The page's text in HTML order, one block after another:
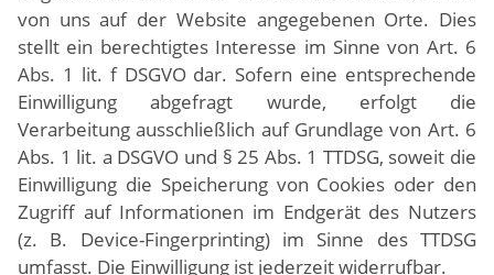
von uns auf der Website angegebenen Orte. Dies
stellt ein berechtigtes Interesse im Sinne von Art. 6
Abs. 1 lit. f DSGVO dar. Sofern eine entsprechende
Einwilligung abgefragt wurde, erfolgt die
Verarbeitung ausschließlich auf Grundlage von Art. 6
Abs. 1 lit. a DSGVO und § 25 Abs. 1 TTDSG, soweit die
Einwilligung die Speicherung von Cookies oder den
Zugriff auf Informationen im Endgerät des Nutzers
(z. B. Device-Fingerprinting) im Sinne des TTDSG
umfasst. Die Einwilligung ist jederzeit widerrufbar.